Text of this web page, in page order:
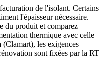
de l'isolant. Certains
l'épaisseur nécessaire.
du produit et comparez
thermique avec celle
les exigences
sont fixées par la RT